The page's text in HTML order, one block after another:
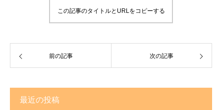
この記事のタイトルとURLをコピーする
前の記事 次の記事
最近の投稿